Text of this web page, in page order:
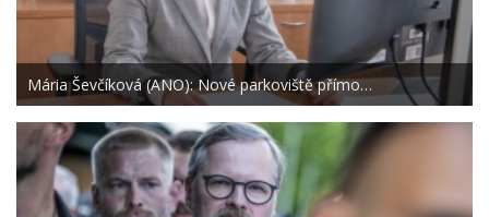
Mária Ševčíková (ANO): Nové parkoviště přímo…